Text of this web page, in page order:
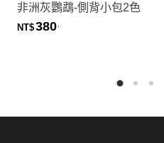
非洲灰鸚鵡-側背小包2色
NT$380